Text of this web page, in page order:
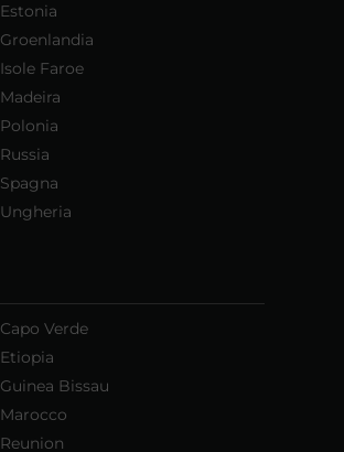
Estonia
Groenlandia
Isole Faroe
Madeira
Polonia
Russia
Spagna
Ungheria
Capo Verde
Etiopia
Guinea Bissau
Marocco
Reunion